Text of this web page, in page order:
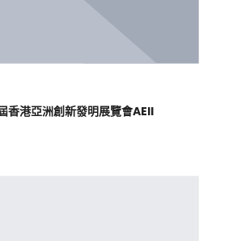
香港亞洲創新發明展覽會AEII